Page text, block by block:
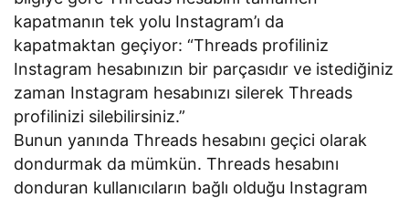
kapatmanın tek yolu Instagram’ı da
kapatmaktan geçiyor: “Threads profiliniz
Instagram hesabınızın bir parçasıdır ve istediğiniz
zaman Instagram hesabınızı silerek Threads
profilinizi silebilirsiniz.”
Bunun yanında Threads hesabını geçici olarak
dondurmak da mümkün. Threads hesabını
donduran kullanıcıların bağlı olduğu Instagram